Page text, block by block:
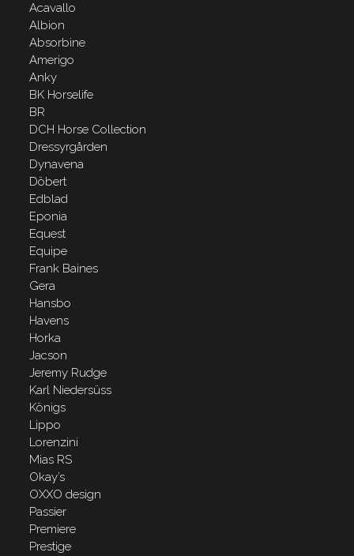
Acavallo
Albion
Absorbine
Amerigo
Anky
BK Horselife
BR
DCH Horse Collection
Dressyrgården
Dynavena
Döbert
Edblad
Eponia
Equest
Equipe
Frank Baines
Gera
Hansbo
Havens
Horka
Jacson
Jeremy Rudge
Karl Niedersüss
Königs
Lippo
Lorenzini
Mias RS
Okay’s
OXXO design
Passier
Premiere
Prestige